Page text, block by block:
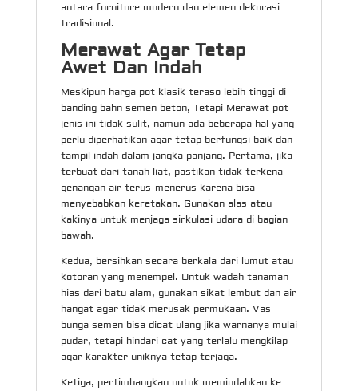
antara furniture modern dan elemen dekorasi
tradisional.
Merawat Agar Tetap
Awet Dan Indah
Meskipun harga pot klasik teraso lebih tinggi di
banding bahn semen beton, Tetapi Merawat pot
jenis ini tidak sulit, namun ada beberapa hal yang
perlu diperhatikan agar tetap berfungsi baik dan
tampil indah dalam jangka panjang. Pertama, jika
terbuat dari tanah liat, pastikan tidak terkena
genangan air terus-menerus karena bisa
menyebabkan keretakan. Gunakan alas atau
kakinya untuk menjaga sirkulasi udara di bagian
bawah.
Kedua, bersihkan secara berkala dari lumut atau
kotoran yang menempel. Untuk wadah tanaman
hias dari batu alam, gunakan sikat lembut dan air
hangat agar tidak merusak permukaan. Vas
bunga semen bisa dicat ulang jika warnanya mulai
pudar, tetapi hindari cat yang terlalu mengkilap
agar karakter uniknya tetap terjaga.
Ketiga, pertimbangkan untuk memindahkan ke